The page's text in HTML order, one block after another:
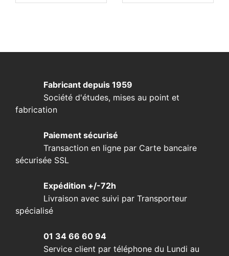
Fabricant depuis 1959
Société d'études, mises au point et
fabrication
Paiement sécurisé
Transaction en ligne par Carte bancaire
sécurisée SSL
Expédition +/-72h
Livraison avec suivi par Transporteur
spécialisé
01 34 66 60 94
Service client par téléphone du Lundi au